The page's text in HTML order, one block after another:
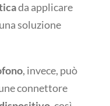
da applicare
soluzione
, invece, può
connettore